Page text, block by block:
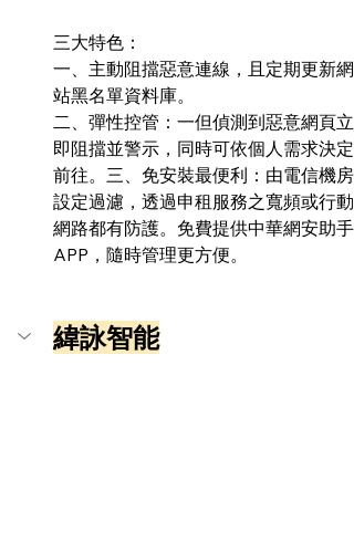
三大特色：
一、主動阻擋惡意連線，且定期更新網
站黑名單資料庫。
二、彈性控管：一但偵測到惡意網頁立
即阻擋並警示，同時可依個人需求決定
前往。三、免安裝最便利：由電信機房
設定過濾，透過申租服務之寬頻或行動
網路都有防護。免費提供中華網安助手
APP，隨時管理更方便。
緯詠智能